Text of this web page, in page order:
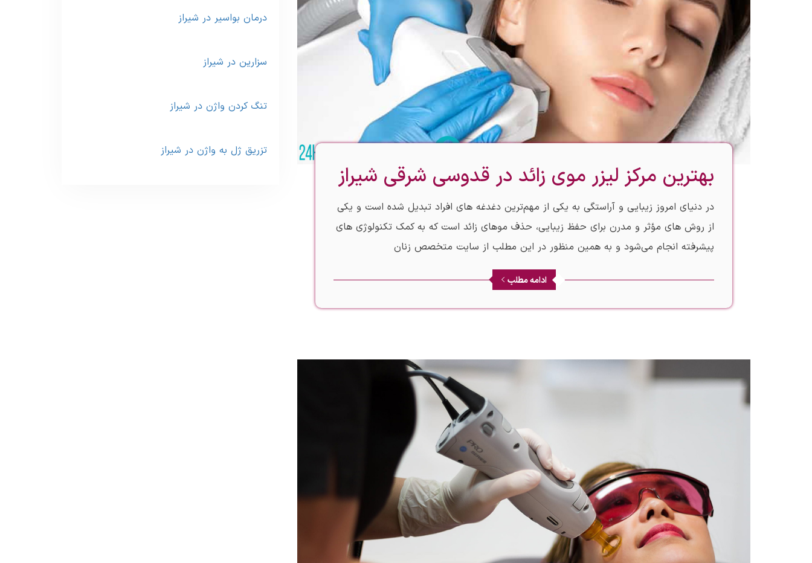
بهترین مرکز لیزر موی زائد در قدوسی شرقی شیراز
در دنیای امروز زیبایی و آراستگی به یکی از مهم‌ترین دغدغه‌ های افراد تبدیل شده است و یکی
از روش‌ های مؤثر و مدرن برای حفظ زیبایی، حذف موهای زائد است که به کمک تکنولوژی‌ های
پیشرفته انجام می‌شود و به همین منظور در این مطلب از سایت متخصص زنان
ادامه مطلب
درمان بواسیر در شیراز
سزارین در شیراز
تنگ کردن واژن در شیراز
تزریق ژل به واژن در شیراز